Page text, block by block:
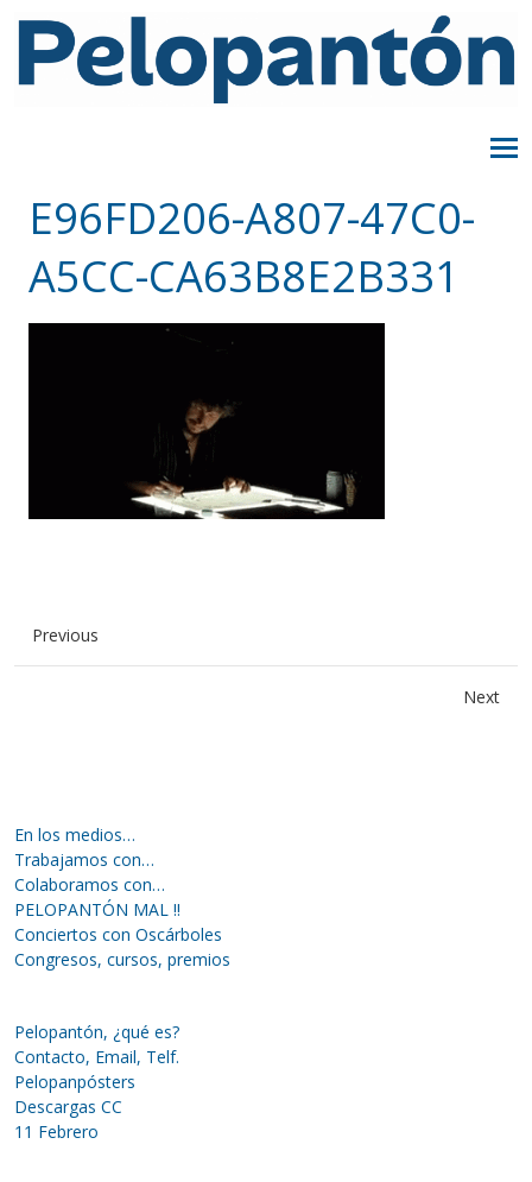
E96FD206-A807-47C0-
A5CC-CA63B8E2B331
Previous
Next
En los medios…
Trabajamos con…
Colaboramos con…
PELOPANTÓN MAL !!
Conciertos con Oscárboles
Congresos, cursos, premios
Pelopantón, ¿qué es?
Contacto, Email, Telf.
Pelopanpósters
Descargas CC
11 Febrero